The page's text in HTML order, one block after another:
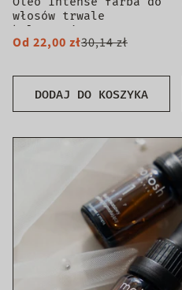
DODAJ DO KOSZYKA
włosów trwale
koloryzująca z
olejkami
Od 22,00 zł30,14 zł